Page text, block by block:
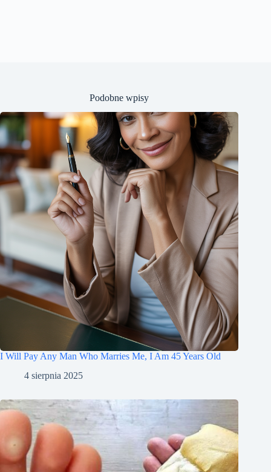
Podobne wpisy
I Will Pay Any Man Who Marries Me, I Am 45 Years Old
4 sierpnia 2025